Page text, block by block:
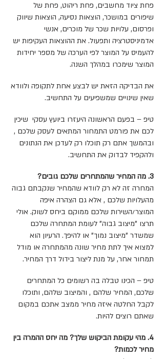
פחת ציוד מחשבים, פחת ריהוט, פחת של
שיפורים במושכר, הוצאות נסיעה, הוצאות שיווק
ופרסום, עלויות שכר של מוכרים, אנשי
אדמיניסטרציה ותפעול. את ההוצאות העקיפות יש
להעמיס על המוצר לפי הערכה של מספר יחידות
המוצר שימכרו במהלך השנה.
את הבדיקה הזאת יש לבצע אחת לתקופה ולוודא
שאין שינויים שמשפיעים על התחשיב.
טיפ – בפעם הראשונה היעזרו ביועץ עסקי שיכין
לכם את פורמט התמחור המתאים לעסק שלכם ,
ובהמשך אתם רק תוכלו רק לעדכן את הנתונים
ולהקפיד לבדוק את התחשיב.
3. מה המחיר שהמתחרים שלכם גובים?
המחרה זה לא רק לוודא שהמחיר שנקבתם גבוה
מהעלויות שלכם , אלא גם הצהרה איפה
המוצר/השירות שלכם ממוקם ביחס לשוק. אולי
תרצו "מיצוב גבוה" לעומת המתחרה שלכם
שמשדר "מיצוב נמוך" או להיפך. הרעיון הוא
למצוא איך לתת מחיר שונה מהמתחרה או מודל
תמחור אחר, על מנת ליצור בידול דרך המחיר.
טיפ – הכינו טבלה בה רשומים כל המתחרים
שלכם, המחיר שלהם , והמיצוב שלהם, ותוכלו
לקבל החלטה איזה מחיר ממצב אתכם במקום
שאתם רוצים להיות.
4. מהי עקומת הביקוש שלך? מה יחס ההמרה בין
מחיר לכמות?